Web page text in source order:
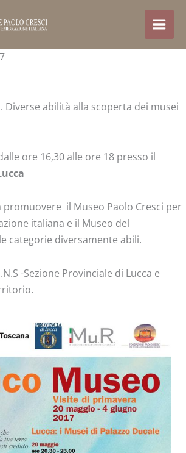
Diverse abilità alla scoperta dei musei
ore 16,30 alle ore 18 presso il
promuovere il Museo Paolo Cresci per
italiana e il Museo del
categorie diversamente abili.
-Sezione Provinciale di Lucca e